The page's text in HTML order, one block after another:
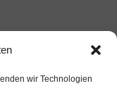
wir Technologien